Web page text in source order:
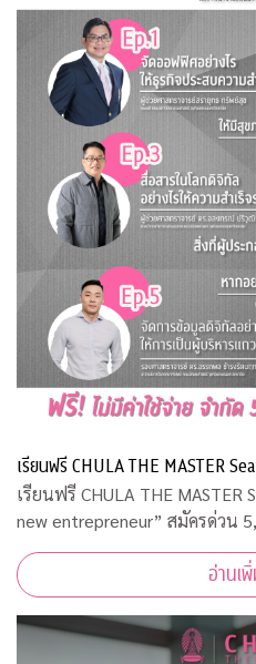
เรียนฟรี CHULA THE MASTER
เรียนฟรี CHULA THE MASTER Season 2
new
อ่านเ